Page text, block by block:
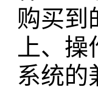
购买到
上、
系统的